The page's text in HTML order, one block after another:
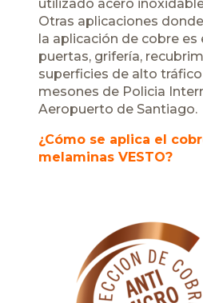
utilizado acero
Otras aplicaciones
la aplicación de cobre es
puertas, grifería,
superficies de alto
mesones de Policia
Aeropuerto de Santiago.
¿Cómo se aplica el
melaminas VESTO?